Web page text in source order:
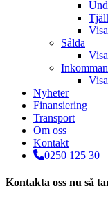
Sålda
Nyheter
Finansiering
Transport
Om oss
Kontakt
0250 125 30
Kontakta oss nu så